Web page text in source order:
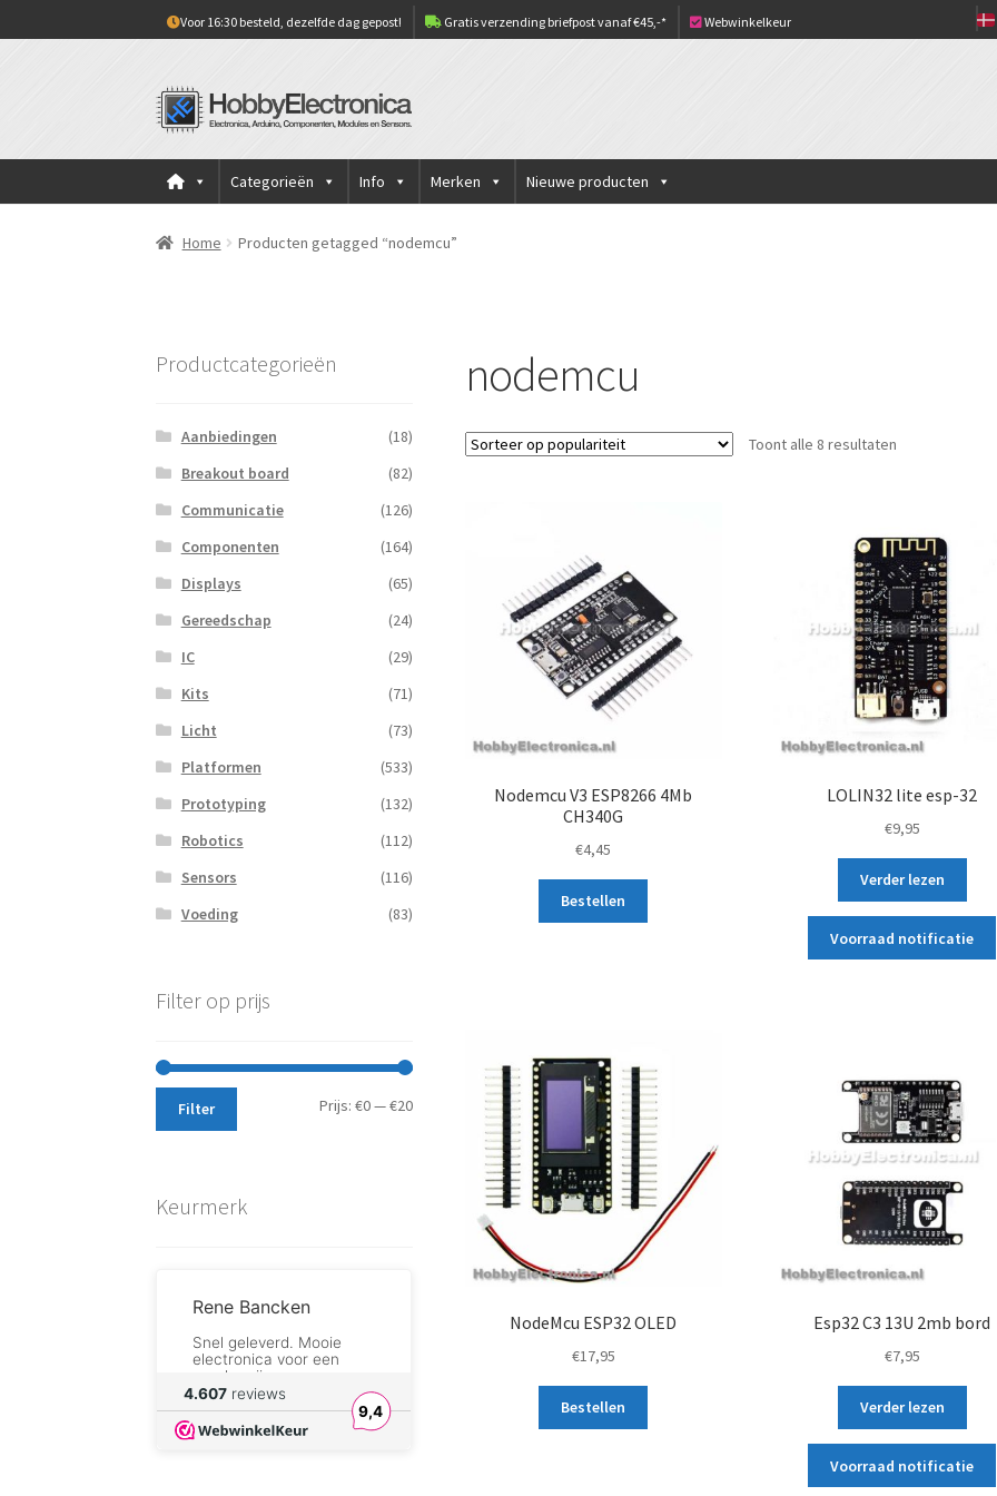
Voor 16:30 besteld, dezelfde dag gepost! Gratis verzending briefpost vanaf €45,-* Webwinkelkeur
Ga
door
navigatie
Ga
naar
inhoud
Categorieën Info Merken Nieuwe producten
Home Producten getagged “nodemcu”
nodemcu
Toont alle 8 resultatenGesorteerd
Nodemcu V3 ESP8266 4Mb
CH340G
€4,45
Bestellen
LOLIN32 lite esp-32
€9,95
Verder lezen
Voorraad notificatie
NodeMcu ESP32 OLED
€17,95
Bestellen
Esp32 C3 13U 2mb bord
€7,95
Verder lezen
Voorraad notificatie
Productcategorieën
Aanbiedingen
(18)
Breakout board
(82)
Communicatie
(126)
Componenten
(164)
Displays
(65)
Gereedschap
(24)
IC
(29)
Kits
(71)
Licht
(73)
Platformen
(533)
Prototyping
(132)
Robotics
(112)
Sensors
(116)
Voeding
(83)
Filter op prijs
Min.
Max.
Filter Prijs:€0—€20
Keurmerk
Rene Bancken
Snel geleverd. Mooie
electronica voor een
goede prijs.
Walter Oraki
4.607 reviews
9,4